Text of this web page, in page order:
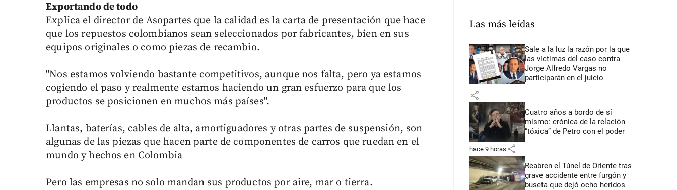
Exportando de todo
Explica el director de Asopartes que la calidad es la carta de presentación que hace
que los repuestos colombianos sean seleccionados por fabricantes, bien en sus
equipos originales o como piezas de recambio.
"Nos estamos volviendo bastante competitivos, aunque nos falta, pero ya estamos
cogiendo el paso y realmente estamos haciendo un gran esfuerzo para que los
productos se posicionen en muchos más países".
Llantas, baterías, cables de alta, amortiguadores y otras partes de suspensión, son
algunas de las piezas que hacen parte de componentes de carros que ruedan en el
mundo y hechos en Colombia
Pero las empresas no solo mandan sus productos por aire, mar o tierra.
Las más leídas
Sale a la luz la razón por la que
las víctimas del caso contra
Jorge Alfredo Vargas no
participarán en el juicio
share
Cuatro años a bordo de sí
mismo: crónica de la relación
“tóxica” de Petro con el poder
hace 9 horas share
Reabren el Túnel de Oriente tras
grave accidente entre furgón y
buseta que dejó ocho heridos